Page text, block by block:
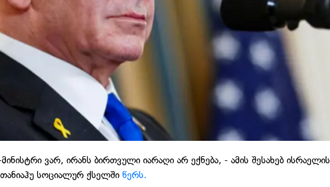
ვარ, ირანს ბირთვული იარაღი არ ექნება, - ამის შესახებ ისრაელის
სოციალურ ქსელში წერს.